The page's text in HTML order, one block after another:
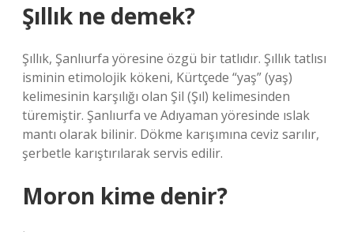
Şıllık ne demek?
Şıllık, Şanlıurfa yöresine özgü bir tatlıdır. Şıllık tatlısı
isminin etimolojik kökeni, Kürtçede “yaş” (yaş)
kelimesinin karşılığı olan Şil (Şıl) kelimesinden
türemiştir. Şanlıurfa ve Adıyaman yöresinde ıslak
mantı olarak bilinir. Dökme karışımına ceviz sarılır,
şerbetle karıştırılarak servis edilir.
Moron kime denir?